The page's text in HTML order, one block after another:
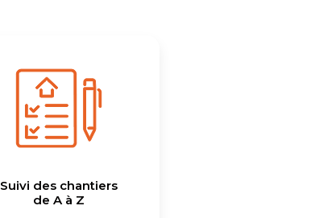
Suivi des chantiers
de A à Z